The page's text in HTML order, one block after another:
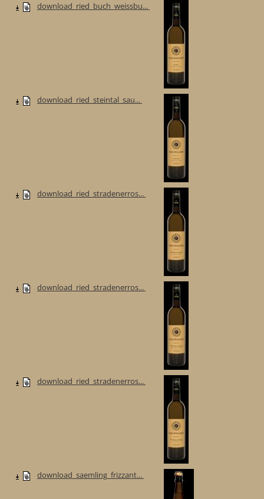
download_ried_buch_weissbu...
download_ried_steintal_sau...
download_ried_stradenerros...
download_ried_stradenerros...
download_ried_stradenerros...
download_saemling_frizzant...